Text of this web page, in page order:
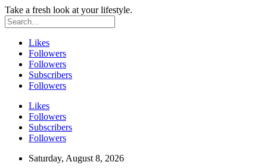
Take a fresh look at your lifestyle.
Likes
Followers
Followers
Subscribers
Followers
Likes
Followers
Subscribers
Followers
Saturday, August 8, 2026